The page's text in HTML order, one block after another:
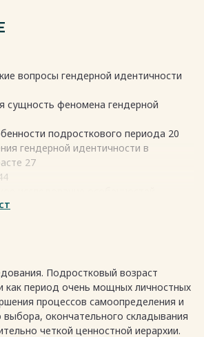
вопросы гендерной идентичности
сущность феномена гендерной
подросткового периода 20
гендерной идентичности в
27
подростков 45
психологического тестирования
Подростковый возраст
как период очень мощных личностных
процессов самоопределения и
окончательного складывания
четкой ценностной иерархии.